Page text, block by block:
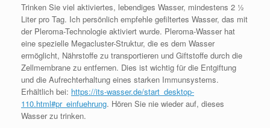
Trinken Sie viel aktiviertes, lebendiges Wasser, mindestens 2 ½
Liter pro Tag. Ich persönlich empfehle gefiltertes Wasser, das mit
der Pleroma-Technologie aktiviert wurde. Pleroma-Wasser hat
eine spezielle Megacluster-Struktur, die es dem Wasser
ermöglicht, Nährstoffe zu transportieren und Giftstoffe durch die
Zellmembrane zu entfernen. Dies ist wichtig für die Entgiftung
und die Aufrechterhaltung eines starken Immunsystems.
Erhältlich bei: https://its-wasser.de/start_desktop-
110.html#pr_einfuehrung. Hören Sie nie wieder auf, dieses
Wasser zu trinken.